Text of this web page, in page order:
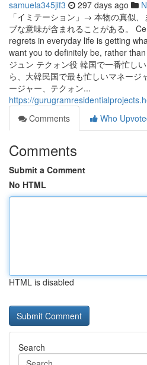
samuela345jif3 297 days ago
「イミテーション」→ 本物の真似
ブな意味が含まれることがある。
regrets in everyday life is getting
want you to definitely be, rather
ジュン テクォン役 韓国で一番忙し
ら、大韓民国で最も忙しいマネージ
ージャー、テクォン...
https://
Comments
Who
Comments
Submit a Comment
No HTML
HTML is disabled
Search